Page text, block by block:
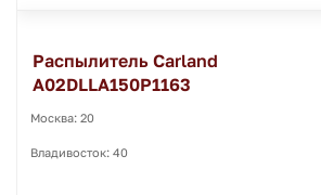
Распылитель Carland
A02DLLA150P1163
Москва: 20
Владивосток: 40